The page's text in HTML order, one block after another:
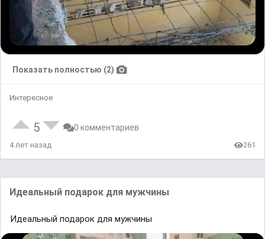
Показать полностью (2)
Интересное
5 0 комментариев
4 лет назад 261
Идеальный подарок для мужчины
Идеальный подарок для мужчины